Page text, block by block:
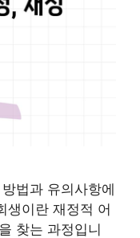
법과 유의사항에
생이란 재정적 어
찾는 과정입니